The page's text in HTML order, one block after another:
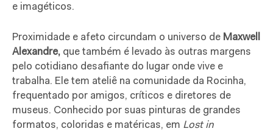
e imagéticos.
Proximidade e afeto circundam o universo de Maxwell
Alexandre, que também é levado às outras margens
pelo cotidiano desafiante do lugar onde vive e
trabalha. Ele tem ateliê na comunidade da Rocinha,
frequentado por amigos, críticos e diretores de
museus. Conhecido por suas pinturas de grandes
formatos, coloridas e matéricas, em Lost in